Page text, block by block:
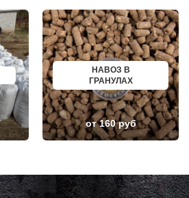
ЕЛЕЦ
ПАВЛОВО
КИСЛОВОДСК
КРОПОТКИН
УСОЛЬЕ
НИЖНЕВАРТОВСК
КОРЕНОВСК
ПИОНЕРСКИЙ
КИРИШИ
САРОВ
ЧАПАЕВСК
АЛЕКСИН
ПРИОЗЕРСК
САЛЬСК
НАВОЗ В
ГРАНУЛАХ
от 160 руб